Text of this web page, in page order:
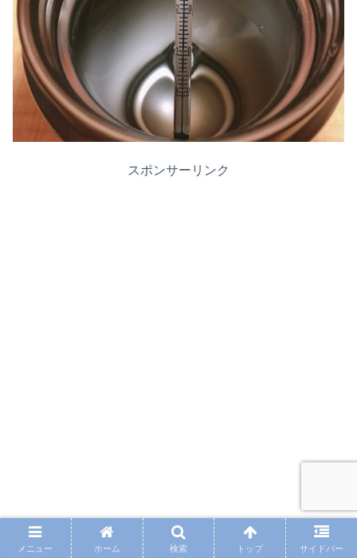
スポンサーリンク
メニュー ホーム 検索 トップ サイドバー